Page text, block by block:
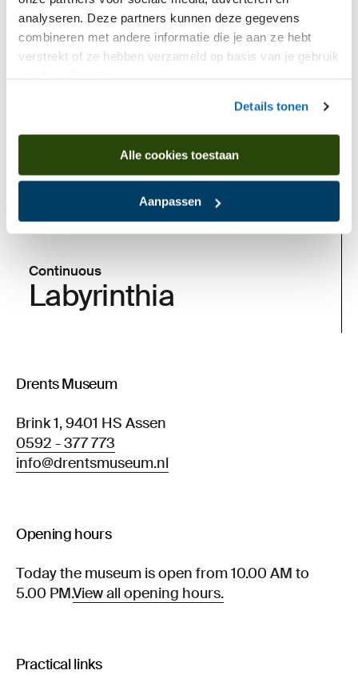
analyseren. Deze partners kunnen deze gegevens
combineren met andere informatie die je aan ze hebt
verstrekt of ze hebben verzameld op basis van je gebruik
Details tonen
Alle cookies toestaan
Aanpassen
Now
Continuous
Labyrinthia
Drents Museum
Brink 1, 9401 HS Assen
0592 - 377 773
info@drentsmuseum.nl
Opening hours
Today the museum is open from 10.00 AM to
5.00 PM.View all opening hours.
Practical links